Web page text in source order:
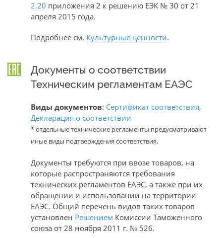
2.20 приложения 2 к решению ЕЭК № 30 от 21
апреля 2015 года.
Подробнее см. Культурные ценности.
Документы о соответствии
Техническим регламентам ЕАЭС
Виды документов: Сертификат соответствия,
Декларация о соответствии
* отдельные технические регламенты предусматривают
иные виды подтверждения соответствия.
Документы требуются при ввозе товаров, на
которые распространяются требования
технических регламентов ЕАЭС, а также при их
обращении и использовании на территории
ЕАЭС. Общий перечень видов таких товаров
установлен Решением Комиссии Таможенного
союза от 28 ноября 2011 г. № 526.